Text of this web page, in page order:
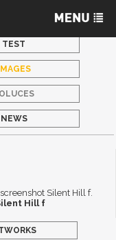
TEST
IMAGES
NEWS
Silent Hill f.
Hill f